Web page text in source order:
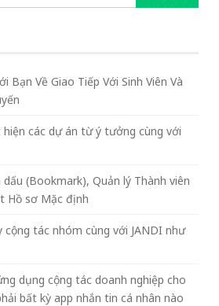
Bạn Về Giao Tiếp Với Sinh Viên Và
hiện các dự án từ ý tưởng cùng với
(Bookmark), Quản lý Thành viên
Hồ sơ Mặc định
cộng tác nhóm cùng với JANDI như
dụng cộng tác doanh nghiệp cho
bất kỳ app nhắn tin cá nhân nào